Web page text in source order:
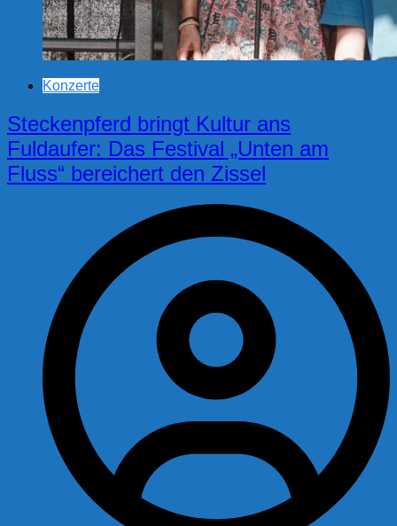
Konzerte
Steckenpferd bringt Kultur ans
Fuldaufer: Das Festival „Unten am
Fluss“ bereichert den Zissel